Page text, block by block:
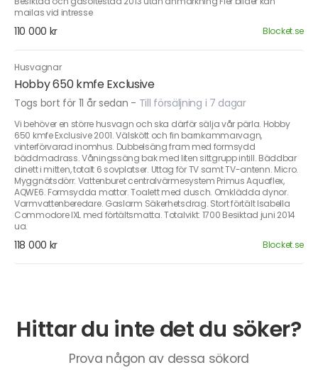
mailas vid intresse
110 000 kr Blocket.se
Husvagnar
Hobby 650 kmfe Exclusive
Togs bort för 11 år sedan - Till försäljning i 7 dagar
Vi behöver en större husvagn och ska därför sälja vår pärla. Hobby
650 kmfe Exclusive 2001. Välskött och fin barnkammarvagn,
vinterförvarad inomhus. Dubbelsäng fram med formsydd
bäddmadrass. Våningssäng bak med liten sittgrupp intill. Bäddbar
dinett i mitten, totalt 6 sovplatser. Uttag för TV samt TV-antenn. Micro.
Myggnätsdörr. Vattenburet centralvärmesystem Primus Aquaflex,
AQWE6. Formsydda mattor. Toalett med dusch. Omklädda dynor.
Varmvattenberedare. Gaslarm Säkerhetsdrag. Stort förtält Isabella
Commodore IXL med förtältsmatta. Totalvikt: 1700 Besiktad juni 2014
ua.
118 000 kr Blocket.se
Hittar du inte det du söker?
Prova någon av dessa sökord